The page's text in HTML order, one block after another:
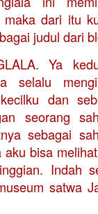
maka dari itu
judul dari
Ya
selalu
dan
seorang
sebagai
aku bisa
Indah
satwa